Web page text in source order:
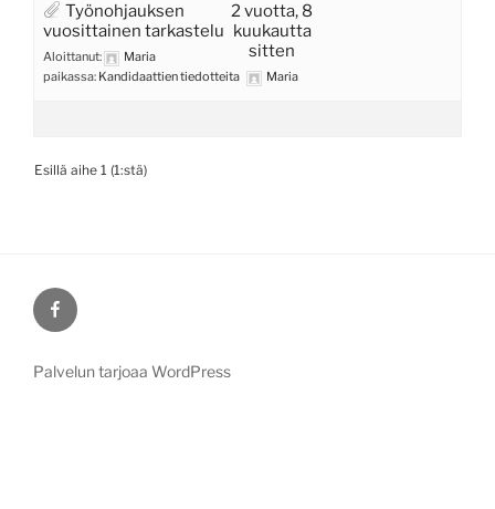
Työnohjauksen
vuosittainen tarkastelu
Aloittanut:
Maria
paikassa: Kandidaattien tiedotteita
2 vuotta, 8
kuukautta
sitten
Maria
Esillä aihe 1 (1:stä)
Facebook
Palvelun tarjoaa WordPress